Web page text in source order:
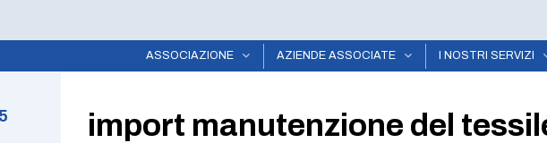
ASSOCIAZIONE AZIENDE ASSOCIATE I NOSTRI SERVIZI
import manutenzione del